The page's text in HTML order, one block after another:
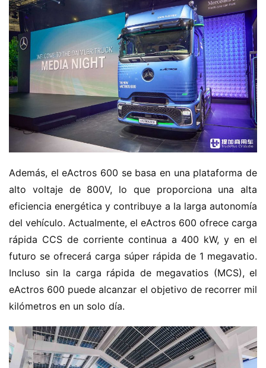
Además, el eActros 600 se basa en una plataforma de
alto voltaje de 800V, lo que proporciona una alta
eficiencia energética y contribuye a la larga autonomía
del vehículo. Actualmente, el eActros 600 ofrece carga
rápida CCS de corriente continua a 400 kW, y en el
futuro se ofrecerá carga súper rápida de 1 megavatio.
Incluso sin la carga rápida de megavatios (MCS), el
eActros 600 puede alcanzar el objetivo de recorrer mil
kilómetros en un solo día.